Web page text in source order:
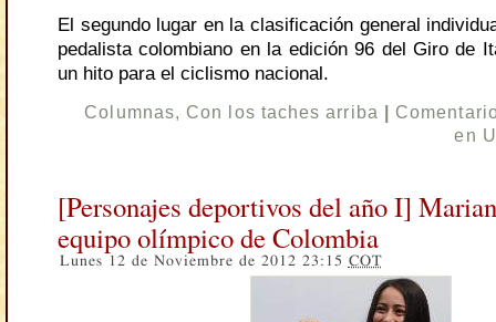
El segundo lugar en la clasificación general
pedalista colombiano en la edición 96 del Giro de
un hito para el ciclismo nacional.
Columnas, Con los taches arriba
en
[Personajes deportivos del año I]
equipo olímpico de Colombia
Lunes 12 de Noviembre de 2012 23:15 COT